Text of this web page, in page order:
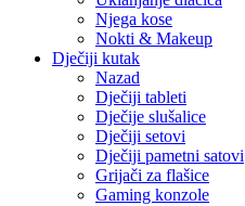
Njega kose
Nokti & Makeup
Dječiji kutak
Nazad
Dječiji tableti
Dječije slušalice
Dječiji setovi
Dječiji pametni satovi
Grijači za flašice
Gaming konzole